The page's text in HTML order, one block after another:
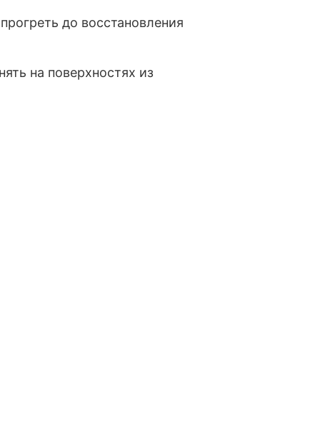
до восстановления
на поверхностях из